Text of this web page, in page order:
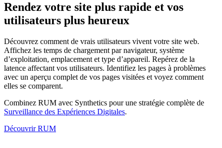
Rendez votre site plus rapide et vos
utilisateurs plus heureux
Découvrez comment de vrais utilisateurs vivent votre site web.
Affichez les temps de chargement par navigateur, système
d’exploitation, emplacement et type d’appareil. Repérez de la
latence affectant vos utilisateurs. Identifiez les pages à problèmes
avec un aperçu complet de vos pages visitées et voyez comment
elles se comparent.
Combinez RUM avec Synthetics pour une stratégie complète de
Surveillance des Expériences Digitales.
Découvrir RUM